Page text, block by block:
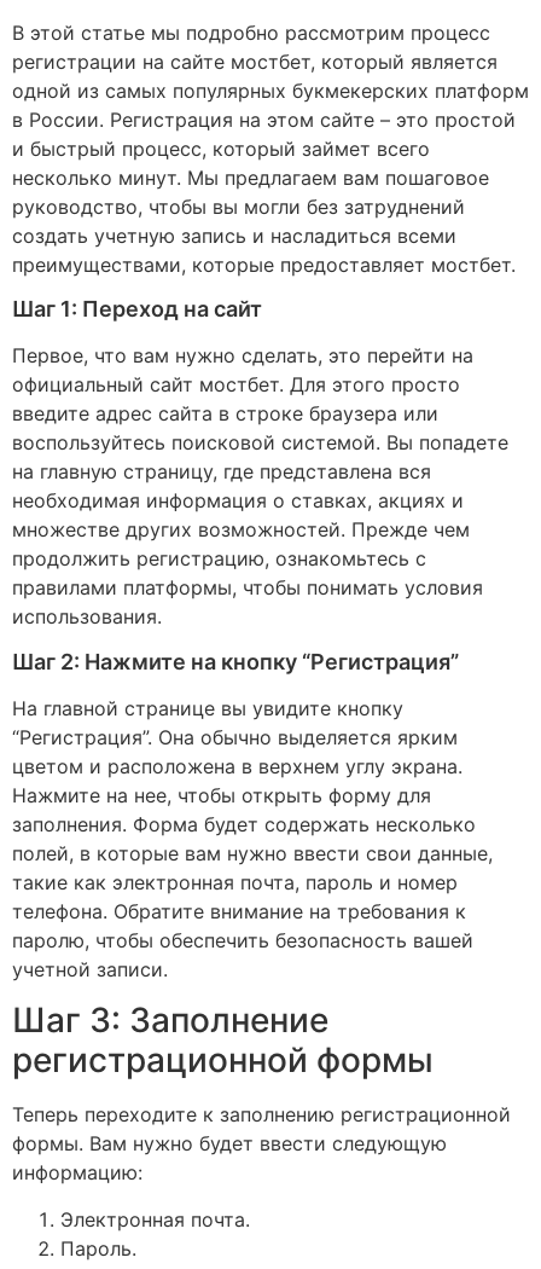
В этой статье мы подробно рассмотрим процесс
регистрации на сайте мостбет, который является
одной из самых популярных букмекерских платформ
в России. Регистрация на этом сайте – это простой
и быстрый процесс, который займет всего
несколько минут. Мы предлагаем вам пошаговое
руководство, чтобы вы могли без затруднений
создать учетную запись и насладиться всеми
преимуществами, которые предоставляет мостбет.
Шаг 1: Переход на сайт
Первое, что вам нужно сделать, это перейти на
официальный сайт мостбет. Для этого просто
введите адрес сайта в строке браузера или
воспользуйтесь поисковой системой. Вы попадете
на главную страницу, где представлена вся
необходимая информация о ставках, акциях и
множестве других возможностей. Прежде чем
продолжить регистрацию, ознакомьтесь с
правилами платформы, чтобы понимать условия
использования.
Шаг 2: Нажмите на кнопку “Регистрация”
На главной странице вы увидите кнопку
“Регистрация”. Она обычно выделяется ярким
цветом и расположена в верхнем углу экрана.
Нажмите на нее, чтобы открыть форму для
заполнения. Форма будет содержать несколько
полей, в которые вам нужно ввести свои данные,
такие как электронная почта, пароль и номер
телефона. Обратите внимание на требования к
паролю, чтобы обеспечить безопасность вашей
учетной записи.
Шаг 3: Заполнение
регистрационной формы
Теперь переходите к заполнению регистрационной
формы. Вам нужно будет ввести следующую
информацию:
Электронная почта.
Пароль.